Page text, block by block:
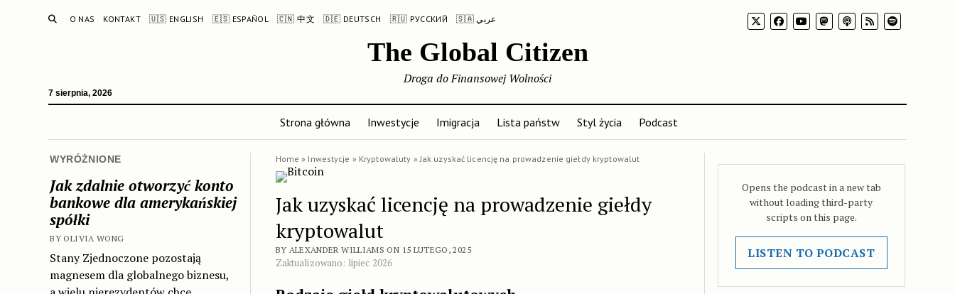
SEARCH
O NAS KONTAKT 🇺🇸 ENGLISH 🇪🇸 ESPAÑOL 🇨🇳 中文 🇩🇪 DEUTSCH 🇷🇺 РУССКИЙ 🇸🇦 عربي
The Global Citizen
7 sierpnia, 2026
Droga do Finansowej Wolności
Strona główna Inwestycje Imigracja Lista państw Styl życia Podcast
WYRÓŻNIONE
Jak zdalnie otworzyć konto
bankowe dla amerykańskiej
spółki
BY OLIVIA WONG
Stany Zjednoczone pozostają
magnesem dla globalnego biznesu,
Home » Inwestycje » Kryptowaluty » Jak uzyskać licencję na prowadzenie giełdy kryptowalut
Jak uzyskać licencję na prowadzenie giełdy
kryptowalut
BY ALEXANDER WILLIAMS ON 15 LUTEGO, 2025
Zaktualizowano: lipiec 2026
Opens the podcast in a new tab
without loading third-party
scripts on this page.
LISTEN TO PODCAST